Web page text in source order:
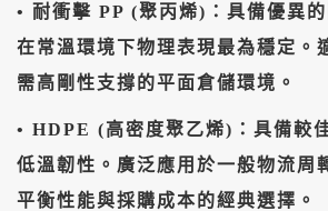
• ​耐衝擊 PP (聚丙烯)：具備優異的
在常溫環境下物理表現最為穩定。
需高剛性支撐的平面倉儲環境。
• ​HDPE (高密度聚乙烯)：具備較
低溫韌性。廣泛應用於一般物流周
平衡性能與採購成本的經典選擇。